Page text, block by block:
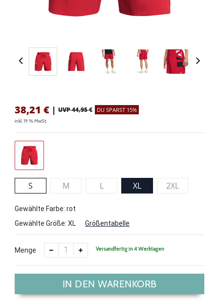
38,21 € | UVP 44,95 € DU SPARST 15%
inkl. 19 % MwSt.
S M L XL 2XL
Gewählte Farbe: rot
Gewählte Größe: XL Größentabelle
Menge Versandfertig in 4 Werktagen
IN DEN WARENKORB